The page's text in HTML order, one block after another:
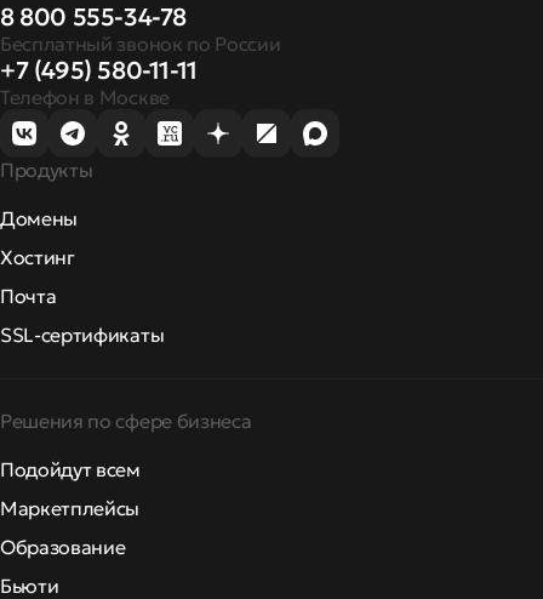
8 800 555-34-78
Бесплатный звонок по России
+7 (495) 580-11-11
Телефон в Москве
Продукты
Домены
Хостинг
Почта
SSL-сертификаты
Решения по сфере бизнеса
Подойдут всем
Маркетплейсы
Образование
Бьюти